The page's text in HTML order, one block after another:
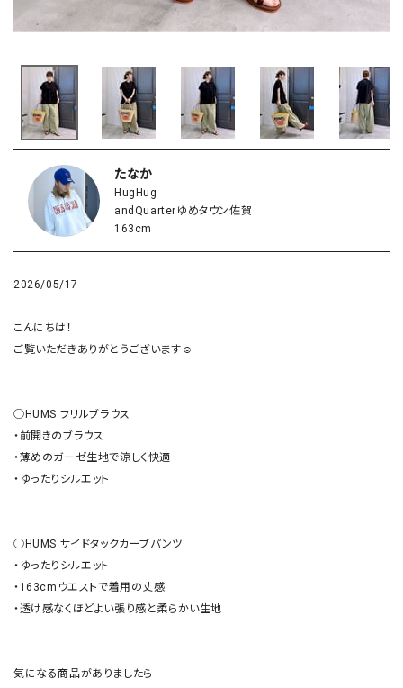
たなか
HugHug
andQuarterゆめタウン佐賀
163cm
2026/05/17
こんにちは！
ご覧いただきありがとうございます☺︎
◯HUMS フリルブラウス
・前開きのブラウス
・薄めのガーゼ生地で涼しく快適
・ゆったりシルエット
◯HUMS サイドタックカーブパンツ
・ゆったりシルエット
・163cmウエストで着用の丈感
・透け感なくほどよい張り感と柔らかい生地
気になる商品がありましたら